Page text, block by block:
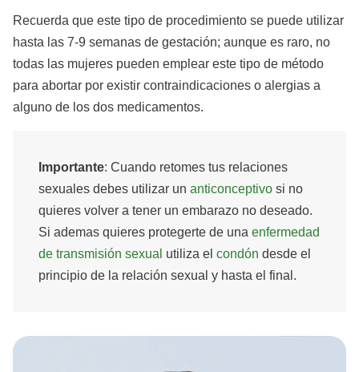
Recuerda que este tipo de procedimiento se puede utilizar
hasta las 7-9 semanas de gestación; aunque es raro, no
todas las mujeres pueden emplear este tipo de método
para abortar por existir contraindicaciones o alergias a
alguno de los dos medicamentos.
Importante: Cuando retomes tus relaciones
sexuales debes utilizar un anticonceptivo si no
quieres volver a tener un embarazo no deseado.
Si ademas quieres protegerte de una enfermedad
de transmisión sexual utiliza el condón desde el
principio de la relación sexual y hasta el final.